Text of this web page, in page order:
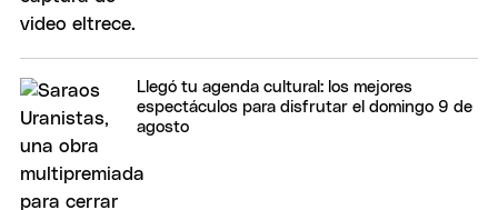
Llegó tu agenda cultural: los mejores
espectáculos para disfrutar el domingo 9 de
agosto